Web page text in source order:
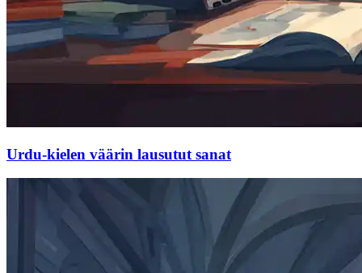
Urdu-kielen väärin lausutut sanat